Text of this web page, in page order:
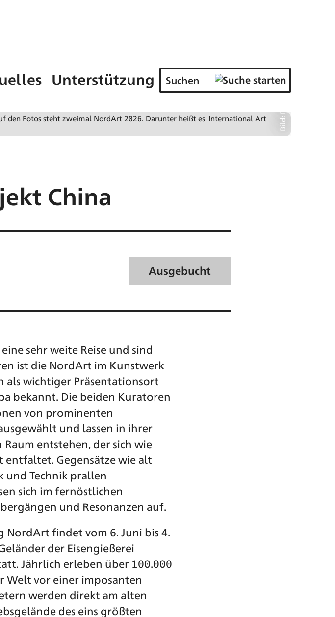
Unterstützung
China
Ausgebucht
sehr weite Reise und sind
ist die NordArt im Kunstwerk
als wichtiger Präsentationsort
bekannt. Die beiden Kuratoren
von prominenten
und lassen in ihrer
entstehen, der sich wie
entfaltet. Gegensätze wie alt
und Technik prallen
sich im fernöstlichen
und Resonanzen auf.
findet vom 6. Juni bis 4.
der Eisengießerei
Jährlich erleben über 100.000
Welt vor einer imposanten
werden direkt am alten
des eins größten